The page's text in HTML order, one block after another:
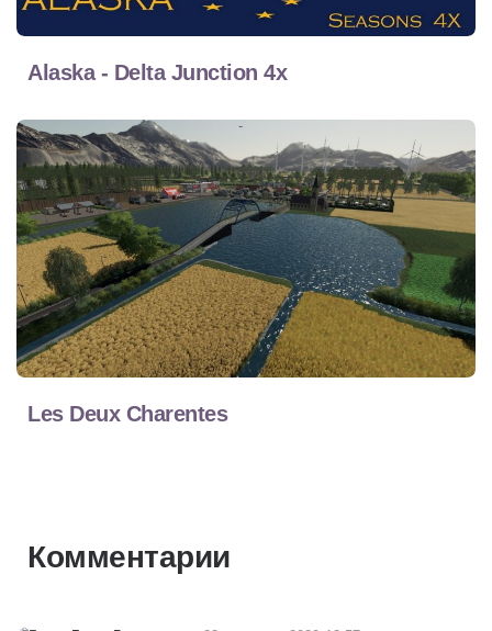
Alaska - Delta Junction 4x
Les Deux Charentes
Комментарии